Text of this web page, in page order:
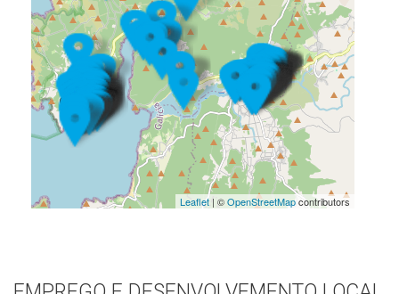
Leaflet| ©OpenStreetMapcontributors